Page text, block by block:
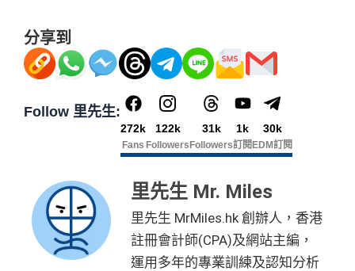
分享到
Follow 里先生:
272k
Fans
122k
Followers
31k
Followers
1k
訂閱
30k
EDM訂閱
里先生 Mr. Miles
里先生 MrMiles.hk 創辦人，香港
註冊會計師(CPA)及網站主編，
運用多年的專業訓練及認知分析